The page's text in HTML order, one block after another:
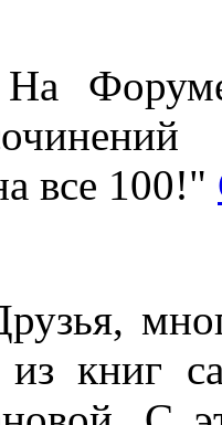
На
все 100!"
из книг